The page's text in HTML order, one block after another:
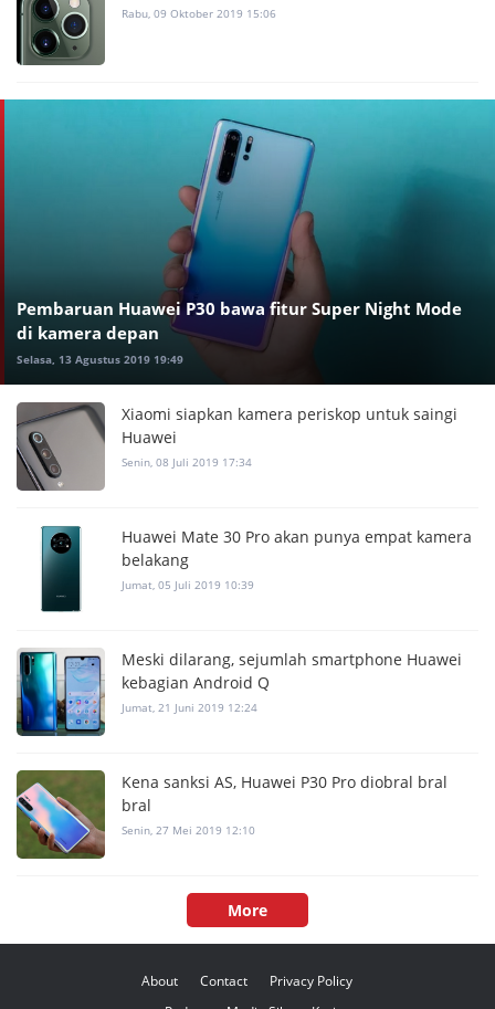
Rabu, 09 Oktober 2019 15:06
Pembaruan Huawei P30 bawa fitur Super Night Mode
di kamera depan
Selasa, 13 Agustus 2019 19:49
Xiaomi siapkan kamera periskop untuk saingi
Huawei
Senin, 08 Juli 2019 17:34
Huawei Mate 30 Pro akan punya empat kamera
belakang
Jumat, 05 Juli 2019 10:39
Meski dilarang, sejumlah smartphone Huawei
kebagian Android Q
Jumat, 21 Juni 2019 12:24
Kena sanksi AS, Huawei P30 Pro diobral bral
bral
Senin, 27 Mei 2019 12:10
More
About Contact
Privacy Policy